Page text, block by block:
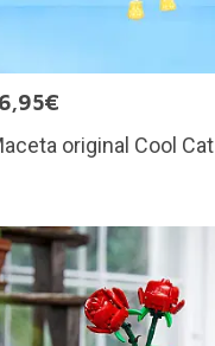
original Cool Cat